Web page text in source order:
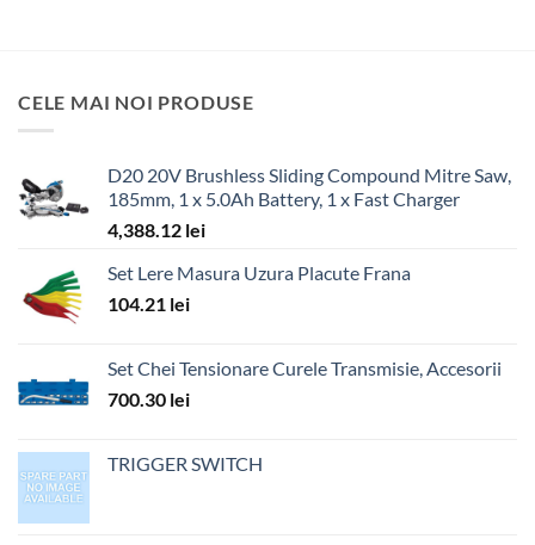
CELE MAI NOI PRODUSE
D20 20V Brushless Sliding Compound Mitre Saw,
185mm, 1 x 5.0Ah Battery, 1 x Fast Charger
4,388.12 lei
Set Lere Masura Uzura Placute Frana
104.21 lei
Set Chei Tensionare Curele Transmisie, Accesorii
700.30 lei
TRIGGER SWITCH